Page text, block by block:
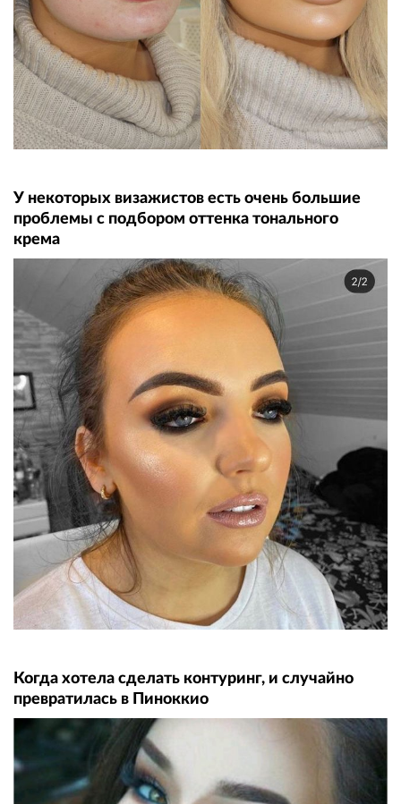
У некоторых визажистов есть очень большие
проблемы с подбором оттенка тонального
крема
Когда хотела сделать контуринг, и случайно
превратилась в Пиноккио